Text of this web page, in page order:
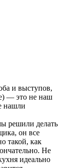
и выступов,
— это не наш
нашли
решили делать
он все
такой, как
Не
идеально